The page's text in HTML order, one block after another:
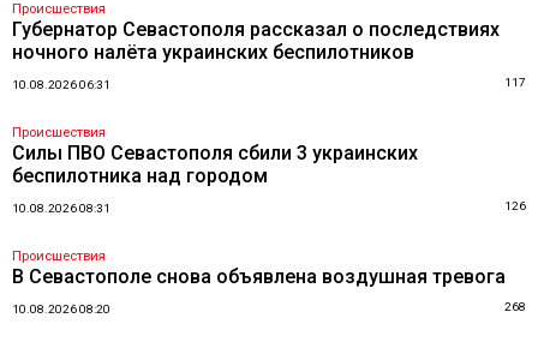
Происшествия
Губернатор Севастополя рассказал о последствиях
ночного налёта украинских беспилотников
10.08.2026 06:31 117
Происшествия
Силы ПВО Севастополя сбили 3 украинских
беспилотника над городом
10.08.2026 08:31 126
Происшествия
В Севастополе снова объявлена воздушная тревога
10.08.2026 08:20 268